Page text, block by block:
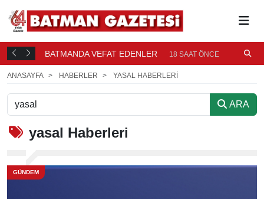
BATMANDA VEFAT EDENLER 18 SAAT ÖNCE
ANASAYFA HABERLER YASAL HABERLERI
ARA
yasal Haberleri
GÜNDEM